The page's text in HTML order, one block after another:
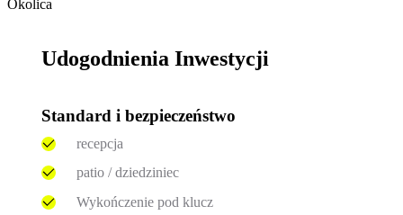
Okolica
Udogodnienia Inwestycji
Standard i bezpieczeństwo
recepcja
patio / dziedziniec
Wykończenie pod klucz